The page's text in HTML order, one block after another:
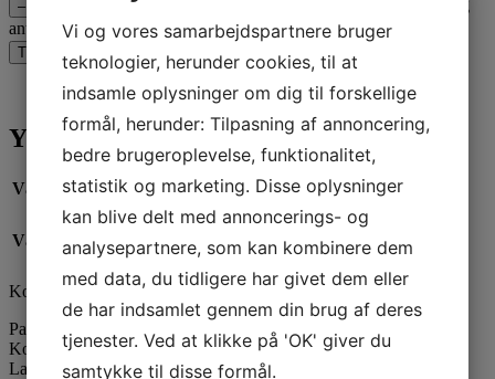
–
Creme nr. 465 til overdypning og 16-1821 til gennemfarvning
antal
+
Tilføj til kurv
Yderligere information
Yderligere information
Vægt N/A
Vægt
1 kg til gennemfarvning, 1 kg til overdypning, 30 g til
gennemfarvning, 30 g til overdypning
Kontaktinformation
Paraffinhuset A/S
Kontor: Orevej 211
Lager: Tandhjulet 5
Vi og vores samarbejdspartnere bruger
teknologier, herunder cookies, til at
indsamle oplysninger om dig til forskellige
formål, herunder: Tilpasning af annoncering,
bedre brugeroplevelse, funktionalitet,
statistik og marketing. Disse oplysninger
kan blive delt med annoncerings- og
analysepartnere, som kan kombinere dem
med data, du tidligere har givet dem eller
de har indsamlet gennem din brug af deres
tjenester. Ved at klikke på 'OK' giver du
samtykke til disse formål.